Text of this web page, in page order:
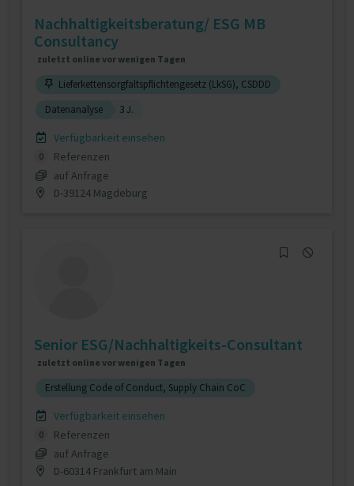
Nachhaltigkeitsberatung/ ESG MB
Consultancy
zuletzt online vor wenigen Tagen
Lieferkettensorgfaltspflichtengesetz (LkSG), CSDDD
Datenanalyse
3 J.
Verfügbarkeit einsehen
0
Referenzen
auf Anfrage
D-39124 Magdeburg
Senior ESG/Nachhaltigkeits-Consultant
zuletzt online vor wenigen Tagen
Erstellung Code of Conduct, Supply Chain CoC
Verfügbarkeit einsehen
0
Referenzen
auf Anfrage
D-60314 Frankfurt am Main